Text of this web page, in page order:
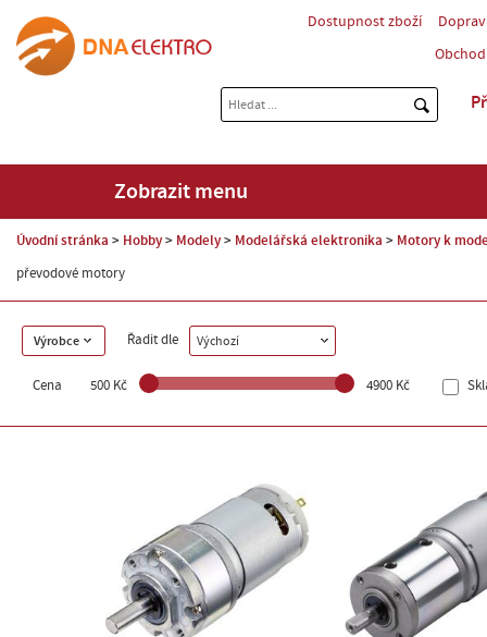
Dostupnost zboží
Zobrazit menu
Úvodní stránka Hobby Modely Modelářská elektronika Motory k
převodové motory
Výrobce Řadit dle Výchozí
Cena 500 Kč 4900 Kč